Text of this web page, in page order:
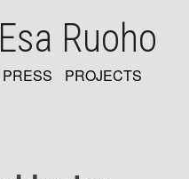
Ruoho
PRESS
PROJECTS